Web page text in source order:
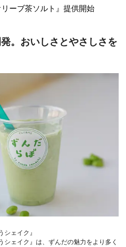
ーブ茶ソルト』提供開始
。おいしさとやさしさを
ェイク』
シェイク』は、ずんだの魅力をより多く